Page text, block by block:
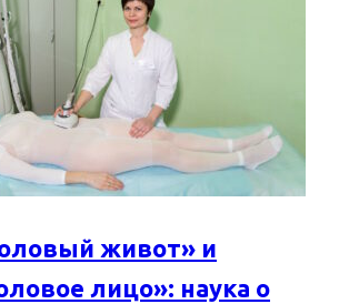
живот» и
лицо»: наука о